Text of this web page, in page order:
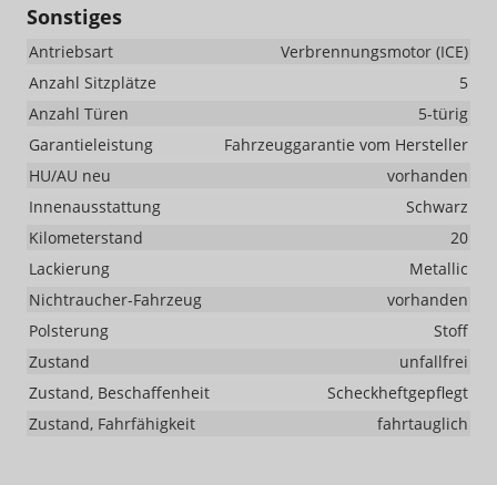
Sonstiges
Antriebsart
Verbrennungsmotor (ICE)
Anzahl Sitzplätze
5
Anzahl Türen
5-türig
Garantieleistung
Fahrzeuggarantie vom Hersteller
HU/AU neu
vorhanden
Innenausstattung
Schwarz
Kilometerstand
20
Lackierung
Metallic
Nichtraucher-Fahrzeug
vorhanden
Polsterung
Stoff
Zustand
unfallfrei
Zustand, Beschaffenheit
Scheckheftgepflegt
Zustand, Fahrfähigkeit
fahrtauglich